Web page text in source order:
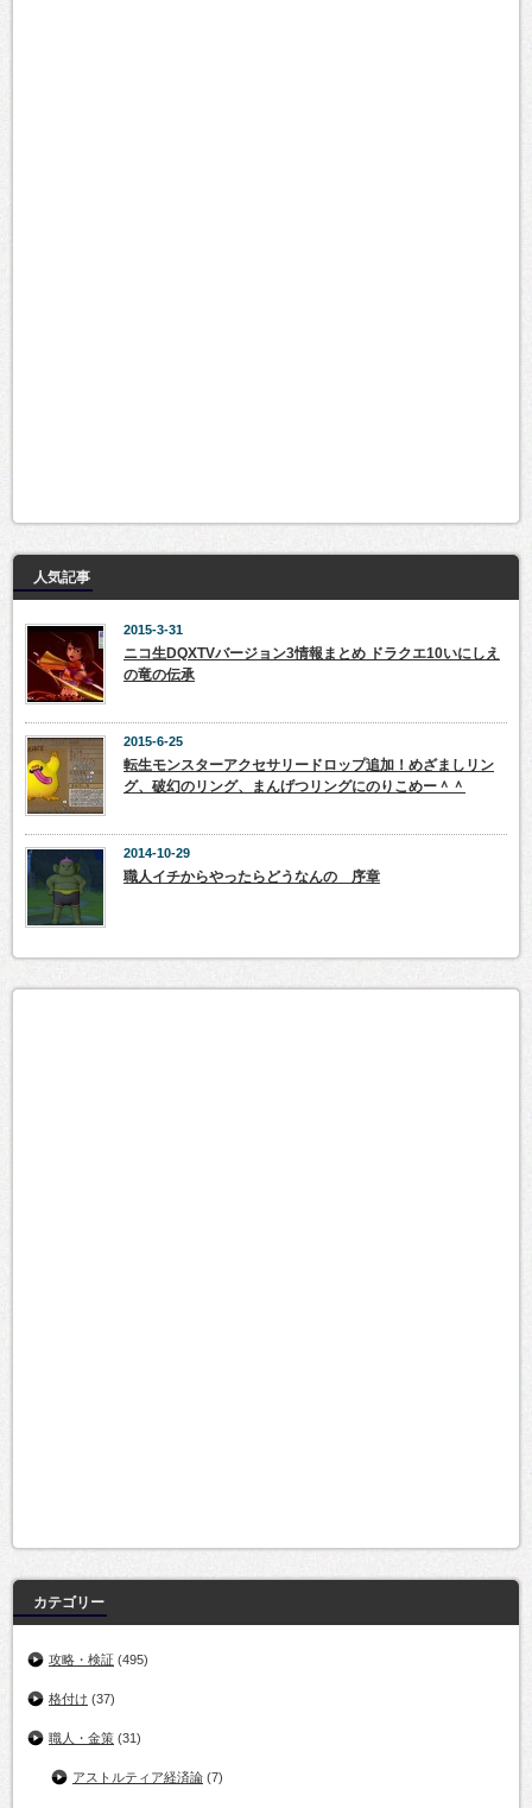
人気記事
2015-3-31
ニコ生DQXTVバージョン3情報まとめ ドラクエ10いにしえ
の竜の伝承
2015-6-25
転生モンスターアクセサリードロップ追加！めざましリン
グ、破幻のリング、まんげつリングにのりこめー＾＾
2014-10-29
職人イチからやったらどうなんの 序章
カテゴリー
攻略・検証 (495)
格付け (37)
職人・金策 (31)
アストルティア経済論 (7)